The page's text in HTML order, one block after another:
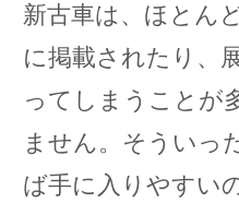
新古車は、ほとん
に掲載されたり、
ってしまうことが
ません。そういっ
ば手に入りやすい